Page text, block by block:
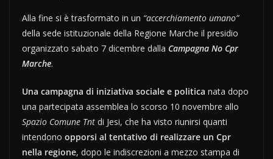
Alla fine si è trasformato in un “accerchiamento umano”
della sede istituzionale della Regione Marche il presidio
organizzato sabato 7 dicembre dalla Campagna No Cpr
Marche.
Una campagna di iniziativa sociale e politica nata dopo
una partecipata assemblea lo scorso 10 novembre allo
Spazio Comune Tnt di Jesi, che ha visto riunirsi quanti
intendono opporsi al tentativo di realizzare un Cpr
nella regione, dopo le indiscrezioni a mezzo stampa di